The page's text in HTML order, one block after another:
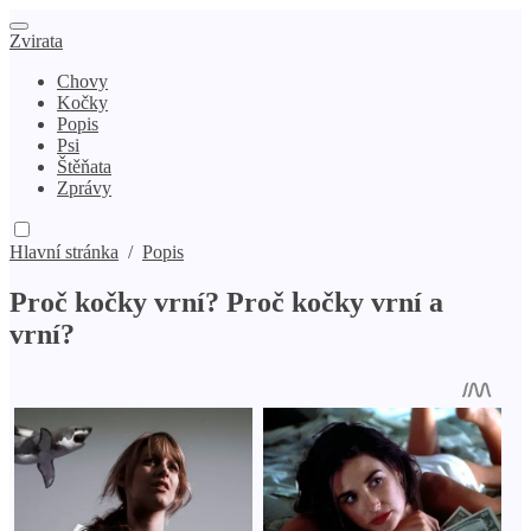
Zvirata
Chovy
Kočky
Popis
Psi
Štěňata
Zprávy
Hlavní stránka / Popis
Proč kočky vrní? Proč kočky vrní a
vrní?